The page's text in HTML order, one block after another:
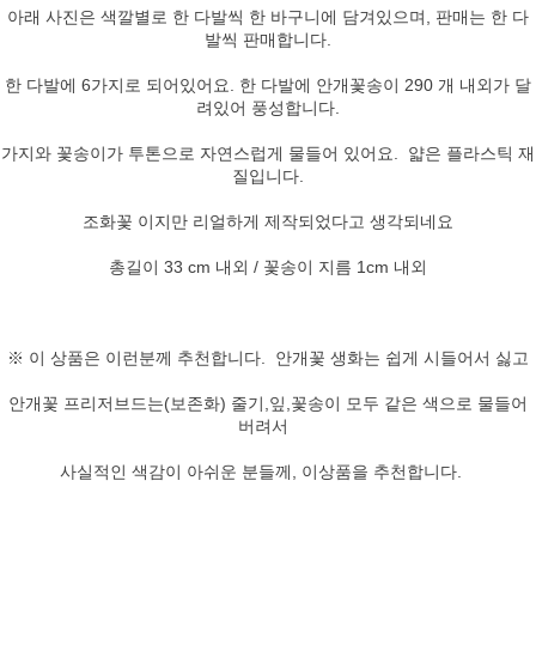
아래 사진은 색깔별로 한 다발씩 한 바구니에 담겨있으며, 판매는 한 다
발씩 판매합니다.
한 다발에 6가지로 되어있어요. 한 다발에 안개꽃송이 290 개 내외가 달
려있어 풍성합니다.
가지와 꽃송이가 투톤으로 자연스럽게 물들어 있어요. 얇은 플라스틱 재
질입니다.
조화꽃 이지만 리얼하게 제작되었다고 생각되네요
총길이 33 cm 내외 / 꽃송이 지름 1cm 내외
※ 이 상품은 이런분께 추천합니다. 안개꽃 생화는 쉽게 시들어서 싫고
안개꽃 프리저브드는(보존화) 줄기,잎,꽃송이 모두 같은 색으로 물들어
버려서
사실적인 색감이 아쉬운 분들께, 이상품을 추천합니다.